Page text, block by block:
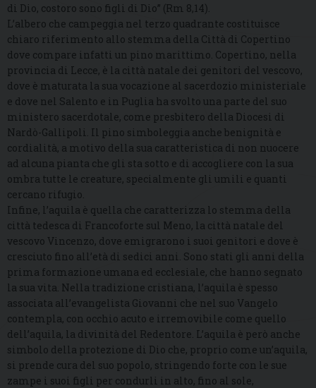
di Dio, costoro sono figli di Dio” (Rm 8,14).
L’albero che campeggia nel terzo quadrante costituisce
chiaro riferimento allo stemma della Città di Copertino
dove compare infatti un pino marittimo. Copertino, nella
provincia di Lecce, è la città natale dei genitori del vescovo,
dove è maturata la sua vocazione al sacerdozio ministeriale
e dove nel Salento e in Puglia ha svolto una parte del suo
ministero sacerdotale, come presbitero della Diocesi di
Nardò-Gallipoli. Il pino simboleggia anche benignità e
cordialità, a motivo della sua caratteristica di non nuocere
ad alcuna pianta che gli sta sotto e di accogliere con la sua
ombra tutte le creature, specialmente gli umili e quanti
cercano rifugio.
Infine, l’aquila è quella che caratterizza lo stemma della
città tedesca di Francoforte sul Meno, la città natale del
vescovo Vincenzo, dove emigrarono i suoi genitori e dove è
cresciuto fino all’età di sedici anni. Sono stati gli anni della
prima formazione umana ed ecclesiale, che hanno segnato
la sua vita. Nella tradizione cristiana, l’aquila è spesso
associata all’evangelista Giovanni che nel suo Vangelo
contempla, con occhio acuto e irremovibile come quello
dell’aquila, la divinità del Redentore. L’aquila è però anche
simbolo della protezione di Dio che, proprio come un’aquila,
si prende cura del suo popolo, stringendo forte con le sue
zampe i suoi figli per condurli in alto, fino al sole,